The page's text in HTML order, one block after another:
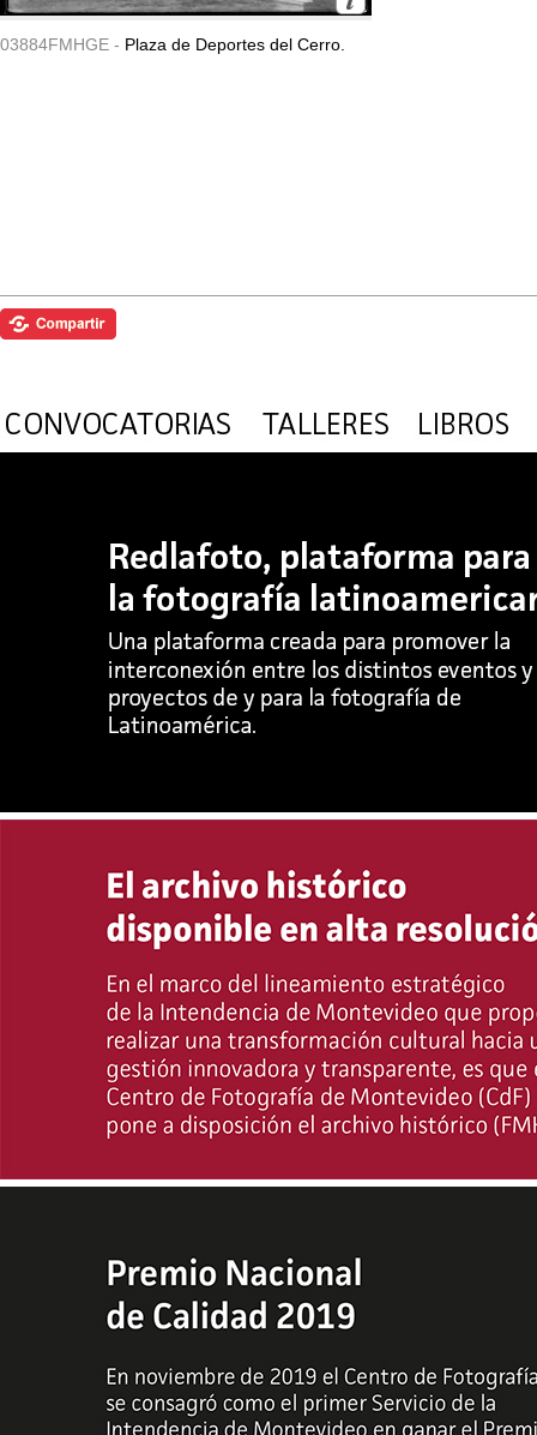
03884FMHGE - Plaza de Deportes del Cerro.